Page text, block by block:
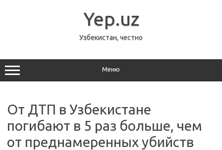
Yep.uz
Узбекистан, честно
Меню
От ДТП в Узбекистане
погибают в 5 раз больше, чем
от преднамеренных убийств